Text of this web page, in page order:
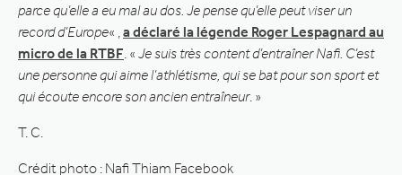
parce qu’elle a eu mal au dos. Je pense qu’elle peut viser un
record d’Europe« , a déclaré la légende Roger Lespagnard au
micro de la RTBF . « Je suis très content d’entraîner Nafi. C’est
une personne qui aime l’athlétisme, qui se bat pour son sport et
qui écoute encore son ancien entraîneur. »
T. C.
Crédit photo : Nafi Thiam Facebook